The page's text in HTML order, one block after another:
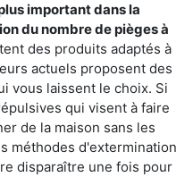
important dans la
du nombre de pièges à
des produits adaptés à
actuels proposent des
vous laissent le choix. Si
qui visent à faire
de la maison sans les
méthodes d'extermination
disparaître une fois pour